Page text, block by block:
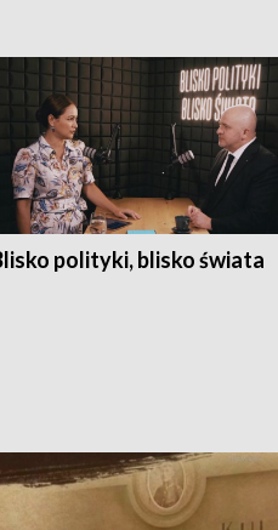
polityki, blisko świata